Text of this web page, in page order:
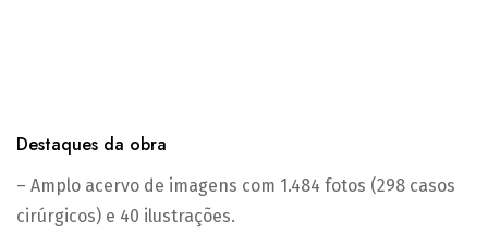
Destaques da obra
– Amplo acervo de imagens com 1.484 fotos (298 casos
cirúrgicos) e 40 ilustrações.